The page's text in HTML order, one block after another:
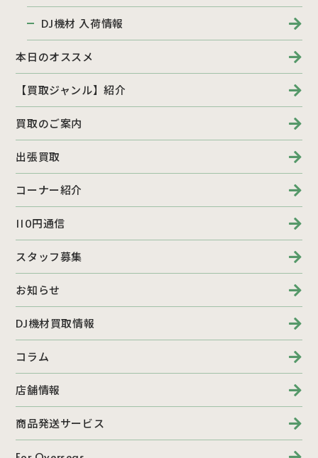
DJ機材 入荷情報
本日のオススメ
【買取ジャンル】紹介
買取のご案内
出張買取
コーナー紹介
110円通信
スタッフ募集
お知らせ
DJ機材買取情報
コラム
店舗情報
商品発送サービス